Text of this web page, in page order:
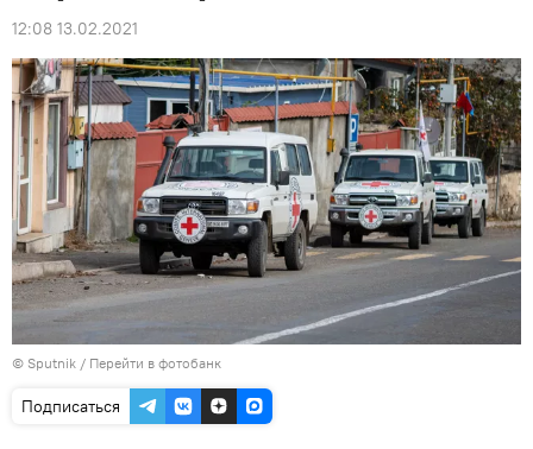
12:08 13.02.2021
© Sputnik / Перейти в фотобанк
Подписаться